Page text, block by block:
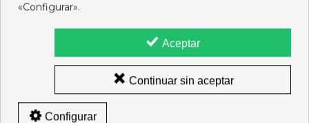
RESOURCE PURE LOMO
PATATAS 300 G
«Configurar».
Aceptar
Continuar sin aceptar
Configurar